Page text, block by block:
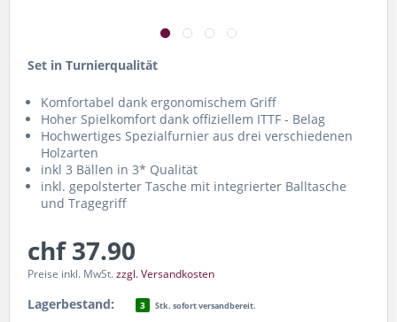
Set in Turnierqualität
Komfortabel dank ergonomischem Griff
Hoher Spielkomfort dank offiziellem ITTF - Belag
Hochwertiges Spezialfurnier aus drei verschiedenen
Holzarten
inkl 3 Bällen in 3* Qualität
inkl. gepolsterter Tasche mit integrierter Balltasche
und Tragegriff
chf 37.90
Preise inkl. MwSt.zzgl. Versandkosten
Lagerbestand: 3 Stk. sofort versandbereit.